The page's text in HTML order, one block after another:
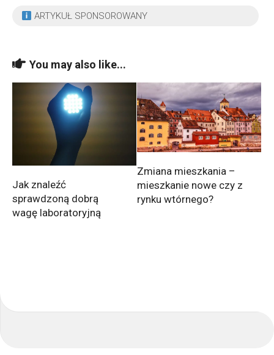
ARTYKUŁ SPONSOROWANY
You may also like...
Jak znaleźć
sprawdzoną dobrą
wagę laboratoryjną
Zmiana mieszkania –
mieszkanie nowe czy z
rynku wtórnego?